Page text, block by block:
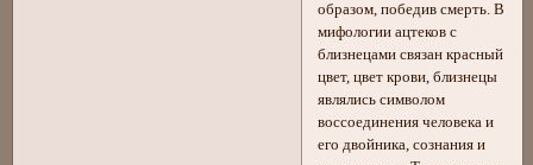
образом, победив смерть. В
мифологии ацтеков с
близнецами связан красный
цвет, цвет крови, близнецы
являлись символом
воссоединения человека и
его двойника, сознания и